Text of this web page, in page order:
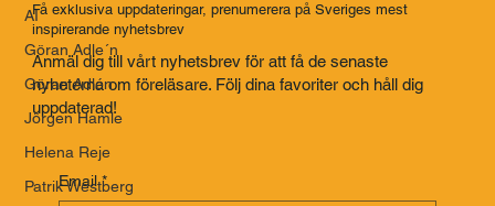
AI
Göran Adle´n
Göran Adlén
Jörgen Hamle
Helena Reje
Patrik Westberg
Få exklusiva uppdateringar, prenumerera på Sveriges mest
inspirerande nyhetsbrev
Anmäl dig till vårt nyhetsbrev för att få de senaste
nyheterna om föreläsare. Följ dina favoriter och håll dig
uppdaterad!
Email *